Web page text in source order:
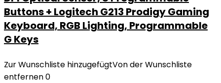
Buttons + Logitech G213 Prodigy Gaming
Keyboard, RGB Lighting, Programmable
G Keys
Zur Wunschliste hinzugefügtVon der Wunschliste
entfernen0